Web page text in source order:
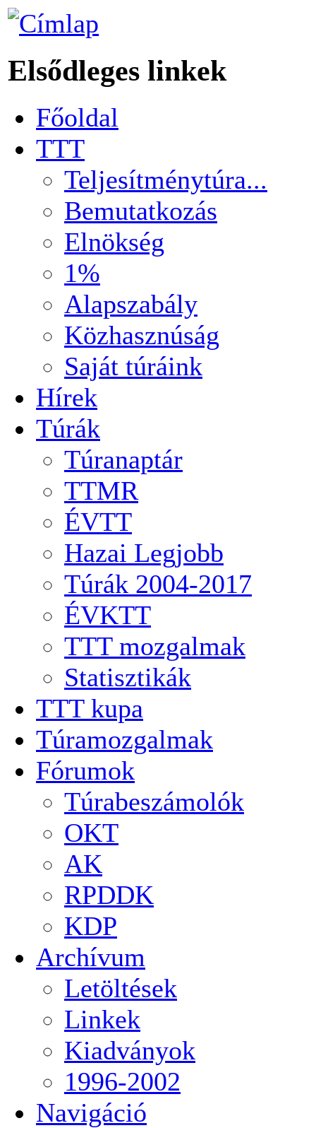
Elsődleges linkek
Főoldal
TTT
Teljesítménytúra...
Bemutatkozás
Elnökség
1%
Alapszabály
Közhasznúság
Saját túráink
Hírek
Túrák
Túranaptár
TTMR
ÉVTT
Hazai Legjobb
Túrák 2004-2017
ÉVKTT
TTT mozgalmak
Statisztikák
TTT kupa
Túramozgalmak
Fórumok
Túrabeszámolók
OKT
AK
RPDDK
KDP
Archívum
Letöltések
Linkek
Kiadványok
1996-2002
Navigáció